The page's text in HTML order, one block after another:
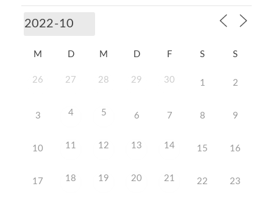
M D M D F S S
26 27 28 29 30 1 2
3 4 5 6 7 8 9
10 11 12 13 14 15 16
17 18 19 20 21 22 23